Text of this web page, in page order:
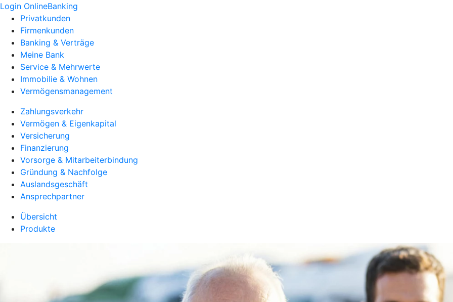
Login OnlineBanking
Privatkunden
Firmenkunden
Banking & Verträge
Meine Bank
Service & Mehrwerte
Immobilie & Wohnen
Vermögensmanagement
Zahlungsverkehr
Vermögen & Eigenkapital
Versicherung
Finanzierung
Vorsorge & Mitarbeiterbindung
Gründung & Nachfolge
Auslandsgeschäft
Ansprechpartner
Übersicht
Produkte